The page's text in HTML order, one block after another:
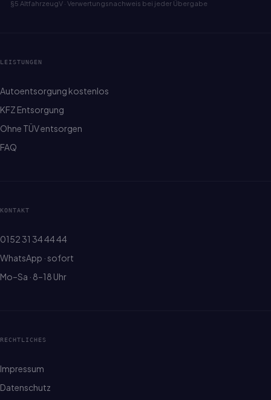
§5 AltfahrzeugV · Verwertungsnachweis bei jeder Übergabe
LEISTUNGEN
Autoentsorgung kostenlos
KFZ Entsorgung
Ohne TÜV entsorgen
FAQ
KONTAKT
0152 31 34 44 44
WhatsApp · sofort
Mo–Sa · 8–18 Uhr
RECHTLICHES
Impressum
Datenschutz